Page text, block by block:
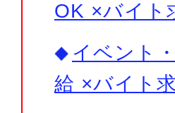
OK ×バイト
イベント
給 ×バイト